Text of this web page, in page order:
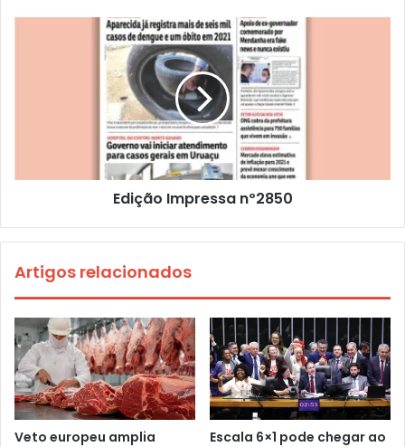
Edição Impressa nº2850
Artigos relacionados
Veto europeu amplia
Escala 6×1 pode chegar ao